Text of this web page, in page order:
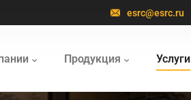
esrc@esrc.ru
Продукция Услуги